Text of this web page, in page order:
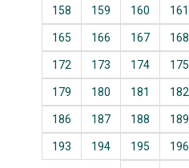
158 159 160 161
165 166 167 168
172 173 174 175
179 180 181 182
186 187 188 189
193 194 195 196